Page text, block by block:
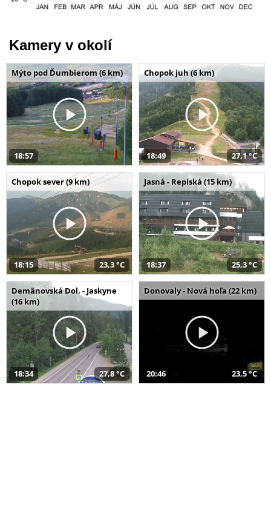
Kamery v okolí
Mýto pod Ďumbierom (6 km)
18:57
Chopok juh (6 km)
18:49 27,1 °C
Chopok sever (9 km)
18:15 23,3 °C
Jasná - Repiská (15 km)
18:37 25,3 °C
Demänovská Dol. - Jaskyne
(16 km)
18:34 27,8 °C
Donovaly - Nová hoľa (22 km)
20:46 23,5 °C